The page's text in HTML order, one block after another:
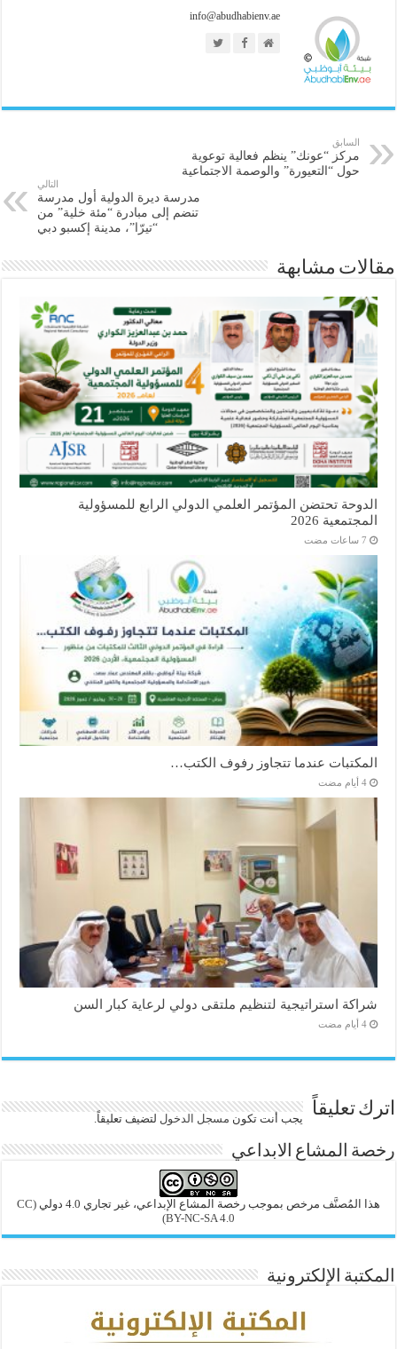
info@abudhabienv.ae
السابق
مركز “عونك” ينظم فعالية توعوية
حول “التعيورة” والوصمة الاجتماعية
التالي
مدرسة ديرة الدولية أول مدرسة
تنضم إلى مبادرة “مئة خلية” من
“تيرّا”، مدينة إكسبو دبي
مقالات مشابهة
الدوحة تحتضن المؤتمر العلمي الدولي الرابع للمسؤولية
المجتمعية 2026
المكتبات عندما تتجاوز رفوف الكتب…
‏4 أيام مضت
شراكة استراتيجية لتنظيم ملتقى دولي لرعاية كبار السن
‏4 أيام مضت
اترك تعليقاً يجب أنت تكون مسجل الدخول لتضيف تعليقاً.
رخصة المشاع الابداعي
هذا المُصنَّف مرخص بموجب رخصة المشاع الإبداعي، غير تجاري 4.0 دولي
(CC
BY-NC-SA 4.0)
المكتبة الإلكترونية